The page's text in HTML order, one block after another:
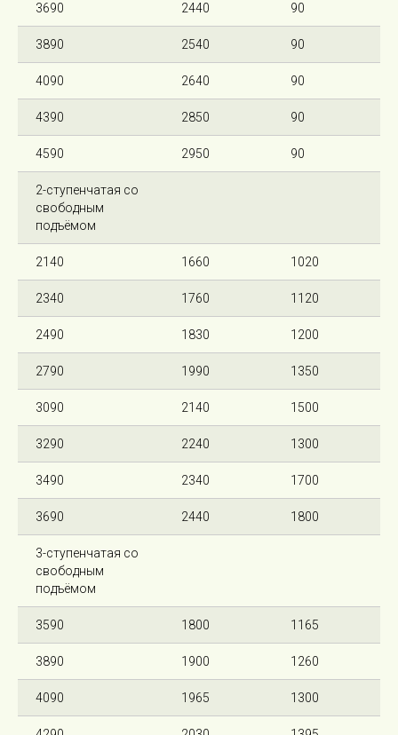
3690 2440 90
3890 2540 90
4090 2640 90
4390 2850 90
4590 2950 90
2-ступенчатая со
свободным
подъёмом
2140 1660 1020
2340 1760 1120
2490 1830 1200
2790 1990 1350
3090 2140 1500
3290 2240 1300
3490 2340 1700
3690 2440 1800
3-ступенчатая со
свободным
подъёмом
3590 1800 1165
3890 1900 1260
4090 1965 1300